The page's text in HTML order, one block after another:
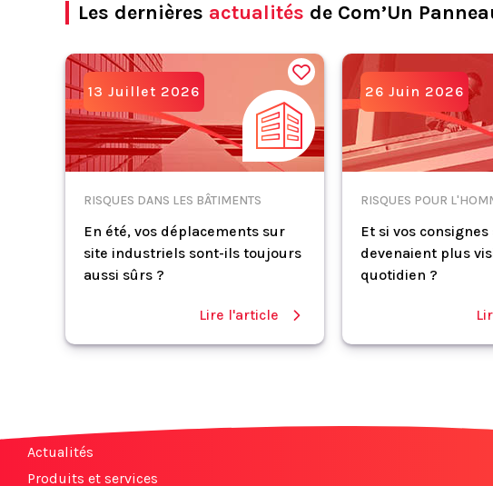
Les dernières actualités de Com’Un
13 Juillet 2026
RISQUES DANS LES BÂTIMENTS
En été, vos déplacements sur
site industriels sont-ils toujours
aussi sûrs ?
Lire l'article
26 Juin 2026
RISQUES POUR
Et si vos
devenaient plus
quotidien ?
Actualités
Produits et services